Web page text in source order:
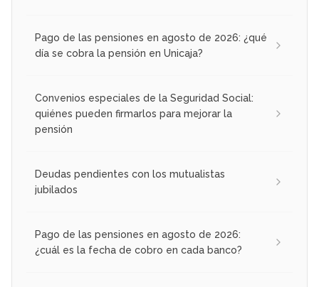
Pago de las pensiones en agosto de 2026: ¿qué
día se cobra la pensión en Unicaja?
Convenios especiales de la Seguridad Social:
quiénes pueden firmarlos para mejorar la
pensión
Deudas pendientes con los mutualistas
jubilados
Pago de las pensiones en agosto de 2026:
¿cuál es la fecha de cobro en cada banco?